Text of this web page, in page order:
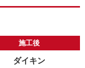
施工後
ダイキン